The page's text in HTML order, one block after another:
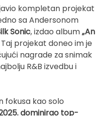
kompletan projekat
sa Andersonom
Sonic, izdao album„An
Taj projekat doneo im je
nagrade za snimak
R&B izvedbu i
fokusa kao solo
dominirao top-